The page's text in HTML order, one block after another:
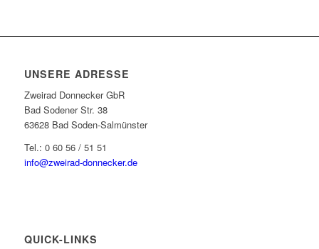
UNSERE ADRESSE
Zweirad Donnecker GbR
Bad Sodener Str. 38
63628 Bad Soden-Salmünster
Tel.: 0 60 56 / 51 51
info@zweirad-donnecker.de
QUICK-LINKS